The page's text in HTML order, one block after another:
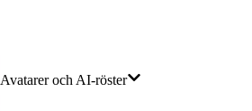
Avatarer och AI-röster